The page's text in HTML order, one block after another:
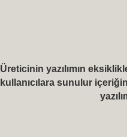
Üreticinin yazılımın
kullanıcılara sunulur